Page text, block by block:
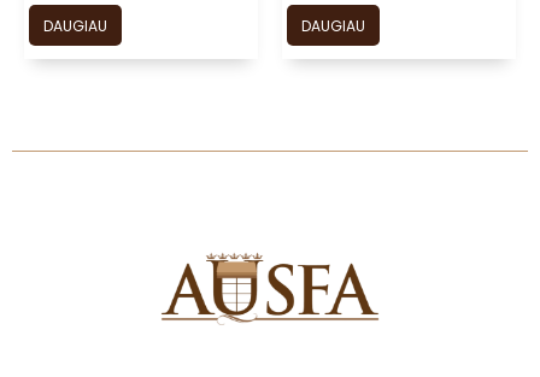
DAUGIAU DAUGIAU